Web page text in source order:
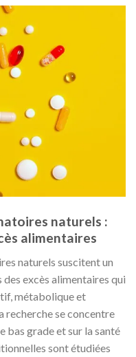
naturels :
alimentaires
naturels suscitent un
excès alimentaires qui
métabolique et
recherche se concentre
bas grade et sur la santé
sont étudiées